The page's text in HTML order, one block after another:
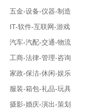
五金-设备-仪器-制造
IT-软件-互联网-游戏
汽车-汽配-交通-物流
工商-法律-管理-咨询
家政-保洁-休闲-娱乐
服装-箱包-礼品-玩具
摄影-婚庆-演出-策划